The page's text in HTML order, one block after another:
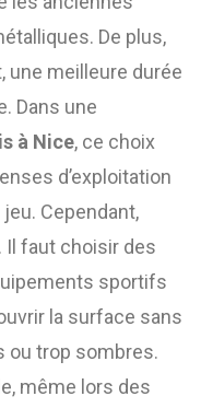
De plus,
une meilleure durée
Dans une
à Nice, ce choix
d’exploitation
Cependant,
Il faut choisir des
sportifs
la surface sans
ou trop sombres.
même lors des